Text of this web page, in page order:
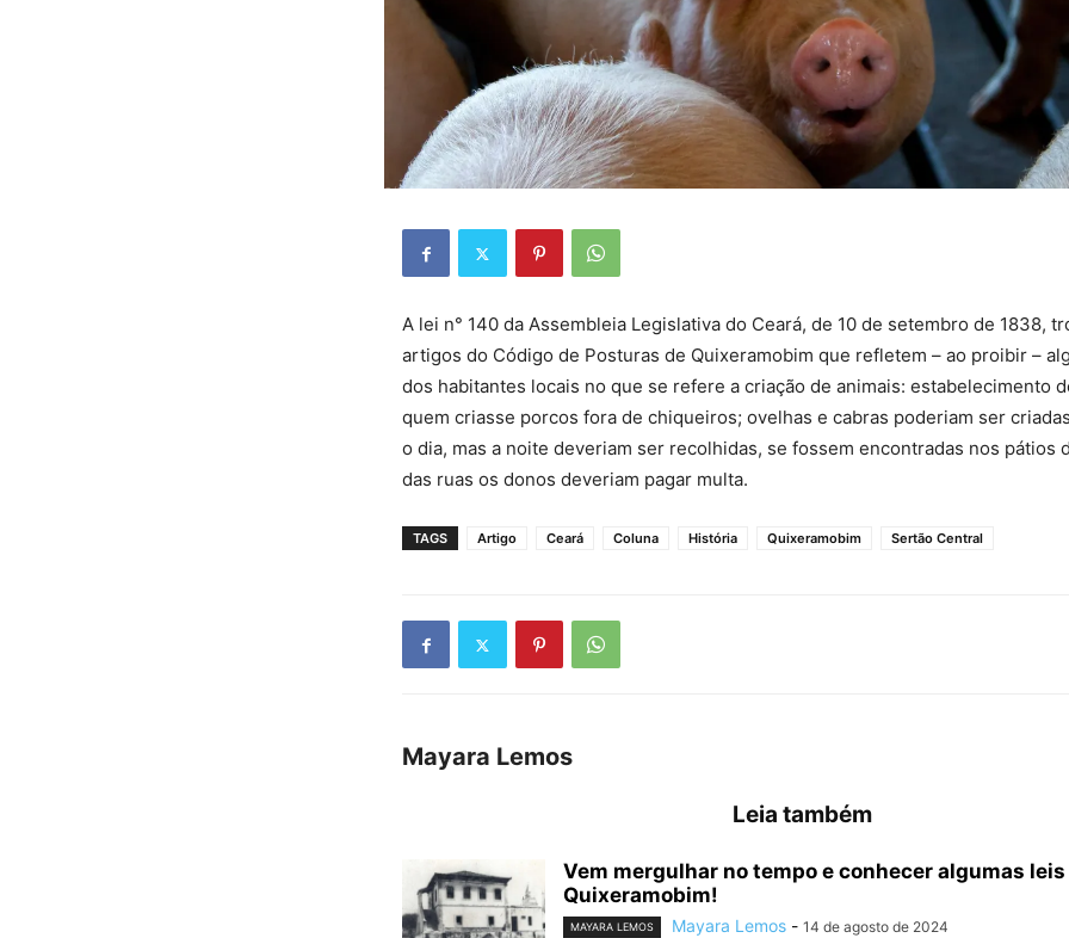
A lei n° 140 da Assembleia Legislativa do Ceará, de 10 de setembro de 1838,
artigos do Código de Posturas de Quixeramobim que refletem – ao proibir –
dos habitantes locais no que se refere a criação de animais: estabelecimento
quem criasse porcos fora de chiqueiros; ovelhas e cabras poderiam ser
o dia, mas a noite deveriam ser recolhidas, se fossem encontradas nos pátios
das ruas os donos deveriam pagar multa.
TAGS Artigo Ceará Coluna História Quixeramobim Sertão Central
Mayara Lemos
Leia também
Vem mergulhar no tempo e conhecer algumas leis
Quixeramobim!
MAYARA LEMOS Mayara Lemos - 14 de agosto de 2024